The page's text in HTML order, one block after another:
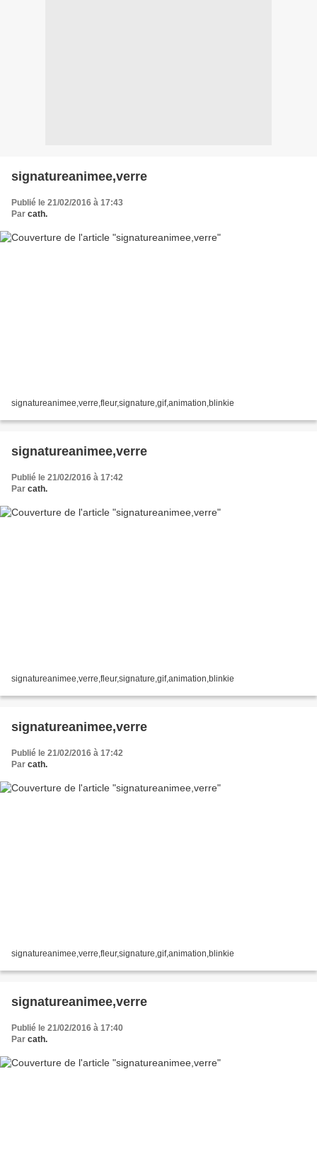
signatureanimee,verre
Publié le 21/02/2016 à 17:43
Par cath.
signatureanimee,verre,fleur,signature,gif,animation,blinkie
signatureanimee,verre
Publié le 21/02/2016 à 17:42
Par cath.
signatureanimee,verre,fleur,signature,gif,animation,blinkie
signatureanimee,verre
Publié le 21/02/2016 à 17:42
Par cath.
signatureanimee,verre,fleur,signature,gif,animation,blinkie
signatureanimee,verre
Publié le 21/02/2016 à 17:40
Par cath.